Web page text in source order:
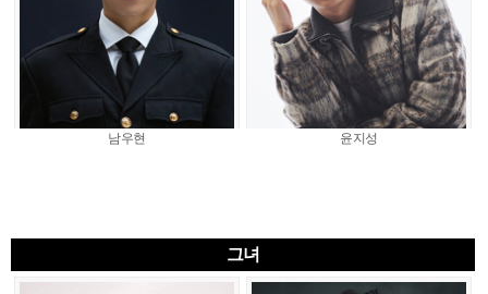
남우현 윤지성
그녀